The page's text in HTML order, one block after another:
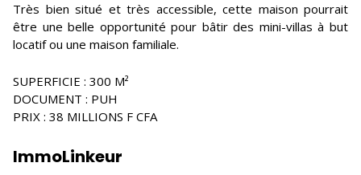
Très bien situé et très accessible, cette maison pourrait
être une belle opportunité pour bâtir des mini-villas à but
locatif ou une maison familiale.
SUPERFICIE : 300 M²
DOCUMENT : PUH
PRIX : 38 MILLIONS F CFA
ImmoLinkeur